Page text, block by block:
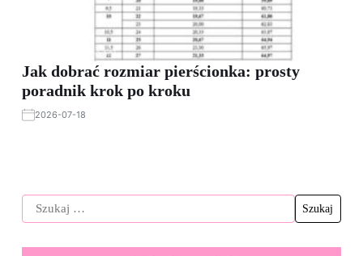
Jak dobrać rozmiar pierścionka: prosty
poradnik krok po kroku
2026-07-18